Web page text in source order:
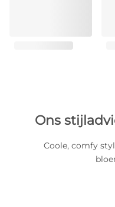
Ons
Coole, comfy